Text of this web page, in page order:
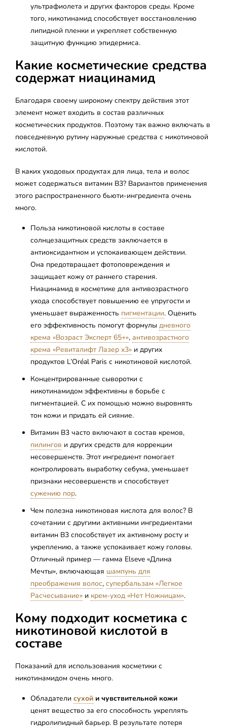
ультрафиолета и других факторов среды. Кроме
того, никотинамид способствует восстановлению
липидной пленки и укрепляет собственную
защитную функцию эпидермиса.
Какие косметические средства
содержат ниацинамид
Благодаря своему широкому спектру действия этот
элемент может входить в состав различных
косметических продуктов. Поэтому так важно включать в
повседневную рутину наружные средства с никотиновой
кислотой.
В каких уходовых продуктах для лица, тела и волос
может содержаться витамин B3? Вариантов применения
этого распространенного бьюти-ингредиента очень
много.
Польза никотиновой кислоты в составе
солнцезащитных средств заключается в
антиоксидантном и успокаивающем действии.
Она предотвращает фотоповреждения и
защищает кожу от раннего старения.
Ниацинамид в косметике для антивозрастного
ухода способствует повышению ее упругости и
уменьшает выраженность пигментации. Оценить
его эффективность помогут формулы дневного
крема «Возраст Эксперт 65+», антивозрастного
крема «Ревиталифт Лазер х3» и других
продуктов L’Oréal Paris с никотиновой кислотой.
Концентрированные сыворотки с
никотинамидом эффективны в борьбе с
пигментацией. С их помощью можно выровнять
тон кожи и придать ей сияние.
Витамин B3 часто включают в состав кремов,
пилингов и других средств для коррекции
несовершенств. Этот ингредиент помогает
контролировать выработку себума, уменьшает
признаки несовершенств и способствует
сужению пор.
Чем полезна никотиновая кислота для волос? В
сочетании с другими активными ингредиентами
витамин B3 способствует их активному росту и
укреплению, а также успокаивает кожу головы.
Отличный пример — гамма Elseve «Длина
Мечты», включающая шампунь для
преображения волос, супербальзам «Легкое
Расчесывание» и крем-уход «Нет Ножницам».
Кому подходит косметика с
никотиновой кислотой в
составе
Показаний для использования косметики с
никотинамидом очень много.
Обладатели сухой и чувствительной кожи
ценят вещество за его способность укреплять
гидролипидный барьер. В результате потеря